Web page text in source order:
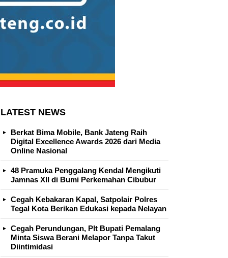
LATEST NEWS
Berkat Bima Mobile, Bank Jateng Raih
Digital Excellence Awards 2026 dari Media
Online Nasional
48 Pramuka Penggalang Kendal Mengikuti
Jamnas XII di Bumi Perkemahan Cibubur
Cegah Kebakaran Kapal, Satpolair Polres
Tegal Kota Berikan Edukasi kepada Nelayan
Cegah Perundungan, Plt Bupati Pemalang
Minta Siswa Berani Melapor Tanpa Takut
Diintimidasi